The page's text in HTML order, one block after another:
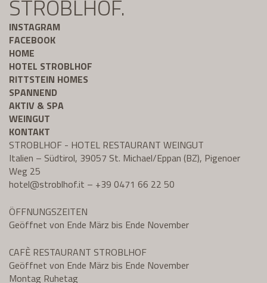
STROBLHOF.
INSTAGRAM
FACEBOOK
HOME
HOTEL STROBLHOF
RITTSTEIN HOMES
SPANNEND
AKTIV & SPA
WEINGUT
KONTAKT
STROBLHOF - HOTEL RESTAURANT WEINGUT
Italien – Südtirol, 39057 St. Michael/Eppan (BZ), Pigenoer
Weg 25
hotel@stroblhof.it – +39 0471 66 22 50
ÖFFNUNGSZEITEN
Geöffnet von Ende März bis Ende November
CAFÈ RESTAURANT STROBLHOF
Geöffnet von Ende März bis Ende November
Montag Ruhetag